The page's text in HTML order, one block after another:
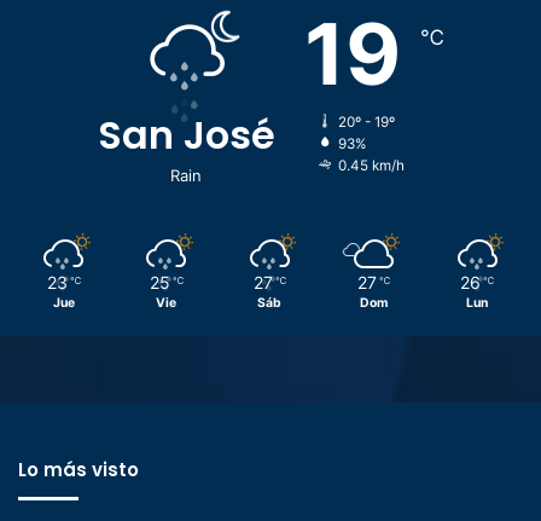
San José
Rain
19 ℃
20º - 19º
93%
0.45 km/h
23 ℃
Jue
25 ℃
Vie
27 ℃
Sáb
27 ℃
Dom
26 ℃
Lun
Lo más visto